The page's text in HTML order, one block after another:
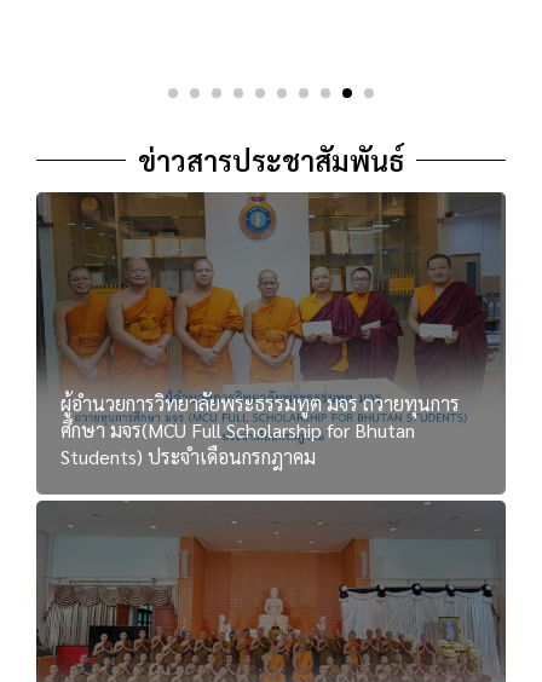
ข่าวสารประชาสัมพันธ์
ผู้อำนวยการวิทยาลัยพระธรรมทูต มจร ถวายทุนการ
ศึกษา มจร(MCU Full Scholarship for Bhutan
Students) ประจำเดือนกรกฎาคม